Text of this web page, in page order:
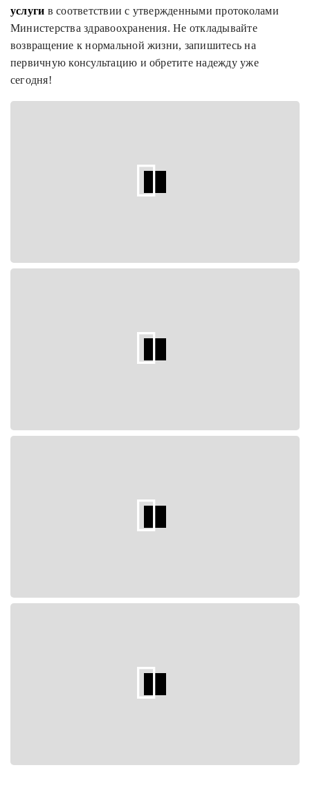
услуги в соответствии с утвержденными протоколами
Министерства здравоохранения. Не откладывайте
возвращение к нормальной жизни, запишитесь на
первичную консультацию и обретите надежду уже
сегодня!